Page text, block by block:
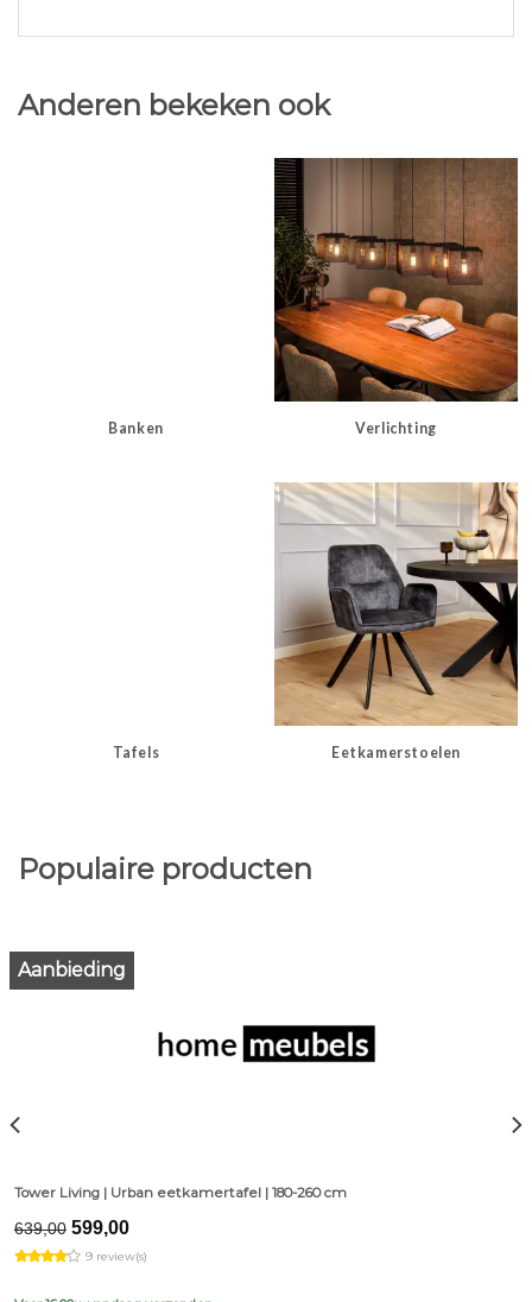
Anderen bekeken ook
Banken Verlichting
Tafels Eetkamerstoelen
Populaire producten
Aanbieding
Tower Living | Urban eetkamertafel | 180-260 cm
639,00 Original
price
was:
599,00Current
is:
9 review(s)